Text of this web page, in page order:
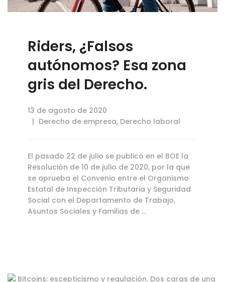
Riders, ¿Falsos
autónomos? Esa zona
gris del Derecho.
13 de agosto de 2020
Derecho de empresa, Derecho laboral
El pasado 22 de julio se publicó en el BOE la
Resolución de 10 de julio de 2020, por la que
se aprueba el Convenio entre el Organismo
Estatal de Inspección Tributaria y Seguridad
Social con el Departamento de Trabajo,
Asuntos Sociales y Familias de …